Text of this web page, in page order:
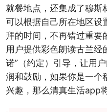
就餐地点，还集成了穆斯
可以根据自己所在地区设
拜的时间，不再错过重要
用户提供彩色朗读古兰经
诺”（约定）引导，让用
润和鼓励，如果你是一个
兴趣，那么清真生活app